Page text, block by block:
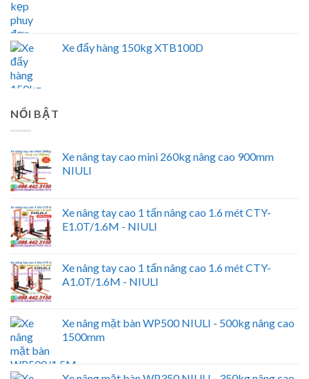
Xe đẩy hàng 150kg XTB100D
NỔI BẬT
Xe nâng tay cao mini 260kg nâng cao 900mm
NIULI
Xe nâng tay cao 1 tấn nâng cao 1.6 mét CTY-
E1.0T/1.6M - NIULI
Xe nâng tay cao 1 tấn nâng cao 1.6 mét CTY-
A1.0T/1.6M - NIULI
Xe nâng mặt bàn WP500 NIULI - 500kg nâng cao
1500mm